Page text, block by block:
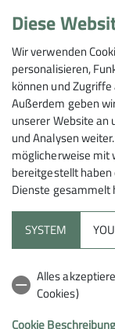
Alles
neue
01.02.2023
Webseite
wollen natürlich
Diese
Wir verwenden
personalisieren,
können und
Außerdem geben
unserer Website an
und Analysen
möglicherweise mit
bereitgestellt
Dienste gesammelt
SYSTEM
Alles
Cookies)
Cookie Beschreibung